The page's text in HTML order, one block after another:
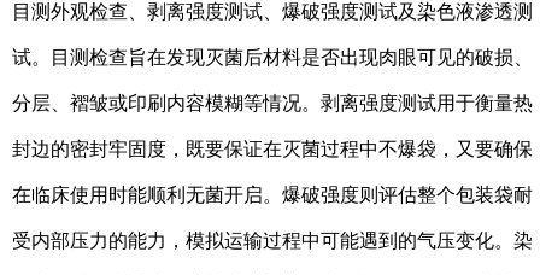
目测外观检查、剥离强度测试、爆破强度测试及染色液渗透测
试。目测检查旨在发现灭菌后材料是否出现肉眼可见的破损、
分层、褶皱或印刷内容模糊等情况。剥离强度测试用于衡量热
封边的密封牢固度，既要保证在灭菌过程中不爆袋，又要确保
在临床使用时能顺利无菌开启。爆破强度则评估整个包装袋耐
受内部压力的能力，模拟运输过程中可能遇到的气压变化。染